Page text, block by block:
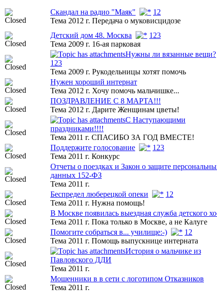
Скандал на радио "Маяк" 1 2
Тема 2012 г. Передача о муковисцидозе
Детский дом 48. Москва
1 23
Тема 2009 г. 16-ая парковая
Нужны ли вязанные вещи?
1 23
Тема 2009 г. Рукодельницы хотят помочь
Нужен хороший интернат
Тема 2012 г. Хочу помочь мальчишке...
ПОЗДРАВЛЕНИЕ С 8 МАРТА!!!
Тема 2012 г. Дарите Женщинам цветы!
С Наступающими
праздниками!!!!
Тема 2011 г. СПАСИБО ЗА ГОД ВМЕСТЕ!
Поддержите голосование
1 23
Тема 2011 г. Конкурс
Отчеты о поездках и Закон о защите
данных 152-ФЗ
Тема 2011 г.
Беспредел люберецкой опеки
1 2
Тема 2011 г. Нужна помощь!
В Москве появилась выездная служба детского
Тема 2011 г. Пока только в Москве, а не Калуге
Помогите собраться в... училище:-)
1 2
Тема 2011 г. Помощь выпускнице интерната
История о мальчике из
Павловского ДДИ
Тема 2011 г.
Мошенники в в сети с логотипом Отказников
Тема 2011 г.